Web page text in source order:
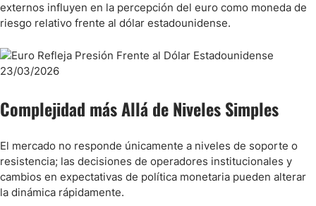
externos influyen en la percepción del euro como moneda de
riesgo relativo frente al dólar estadounidense.
Complejidad más Allá de Niveles Simples
El mercado no responde únicamente a niveles de soporte o
resistencia; las decisiones de operadores institucionales y
cambios en expectativas de política monetaria pueden alterar
la dinámica rápidamente.